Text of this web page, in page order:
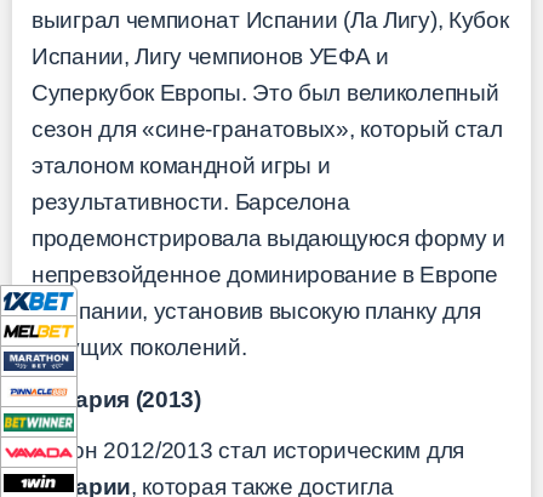
выиграл чемпионат Испании (Ла Лигу), Кубок
Испании, Лигу чемпионов УЕФА и
Суперкубок Европы. Это был великолепный
сезон для «сине-гранатовых», который стал
эталоном командной игры и
результативности. Барселона
продемонстрировала выдающуюся форму и
непревзойденное доминирование в Европе
и Испании, установив высокую планку для
будущих поколений.
Бавария (2013)
Сезон 2012/2013 стал историческим для
Баварии, которая также достигла